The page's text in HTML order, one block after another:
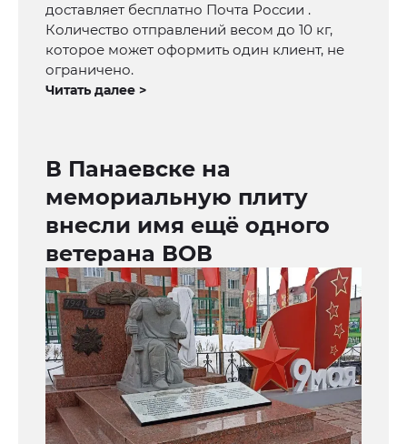
доставляет бесплатно Почта России .
Количество отправлений весом до 10 кг,
которое может оформить один клиент, не
ограничено.
Читать далее >
В Панаевске на
мемориальную плиту
внесли имя ещё одного
ветерана ВОВ